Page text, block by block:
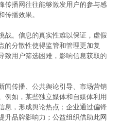
传播网往往能够激发用户的参与感
传播效果。
战。信息的真实性难以保证，虚假
的分散性使得监管和管理更加复
致用户筛选困难，影响信息获取的
闻传播、公共舆论引导、市场营销
例如，某些独立媒体和自媒体利用
息，形成舆论热点；企业通过偏锋
升品牌影响力；公益组织借助此网